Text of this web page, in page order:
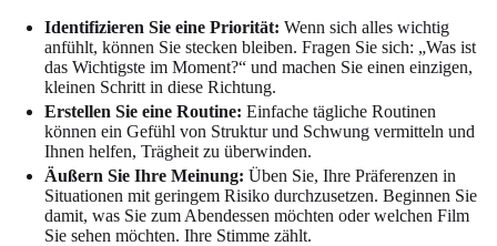
Identifizieren Sie eine Priorität: Wenn sich alles wichtig
anfühlt, können Sie stecken bleiben. Fragen Sie sich: „Was ist
das Wichtigste im Moment?“ und machen Sie einen einzigen,
kleinen Schritt in diese Richtung.
Erstellen Sie eine Routine: Einfache tägliche Routinen
können ein Gefühl von Struktur und Schwung vermitteln und
Ihnen helfen, Trägheit zu überwinden.
Äußern Sie Ihre Meinung: Üben Sie, Ihre Präferenzen in
Situationen mit geringem Risiko durchzusetzen. Beginnen Sie
damit, was Sie zum Abendessen möchten oder welchen Film
Sie sehen möchten. Ihre Stimme zählt.